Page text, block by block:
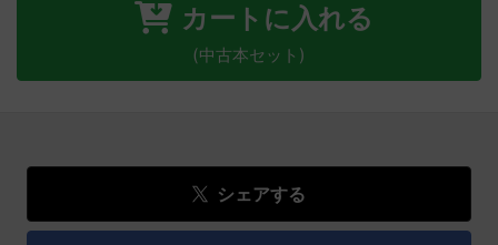
カートに入れる
(中古本セット)
シェアする